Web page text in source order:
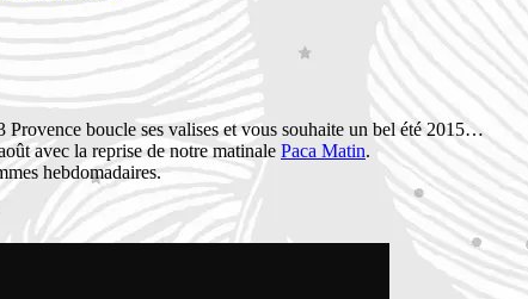
boucle ses valises et vous souhaite un bel été 2015…
avec la reprise de notre matinale Paca Matin.
hebdomadaires.